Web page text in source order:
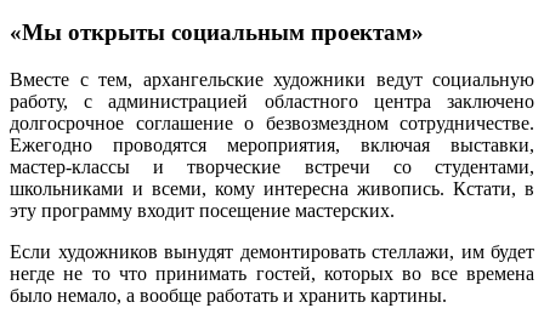
«Мы открыты социальным проектам»
Вместе с тем, архангельские художники ведут социальную
работу, с администрацией областного центра заключено
долгосрочное соглашение о безвозмездном сотрудничестве.
Ежегодно проводятся мероприятия, включая выставки,
мастер-классы и творческие встречи со студентами,
школьниками и всеми, кому интересна живопись. Кстати, в
эту программу входит посещение мастерских.
Если художников вынудят демонтировать стеллажи, им будет
негде не то что принимать гостей, которых во все времена
было немало, а вообще работать и хранить картины.